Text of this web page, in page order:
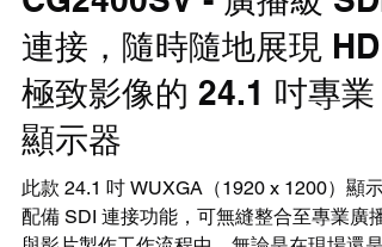
CG2400SV - 廣播級 SDI
連接，隨時隨地展現
極致影像的 24.1 吋專業
顯示器
此款 24.1 吋 WUXGA（1920 x 1200）顯示